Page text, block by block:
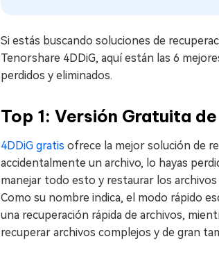
Si estás buscando soluciones de
Tenorshare 4DDiG, aquí están las 6
perdidos y eliminados.
Top 1: Versión Gratuita
4DDiG gratis ofrece la mejor solución de
accidentalmente un archivo, lo hayas
manejar todo esto y restaurar los
Como su nombre indica, el modo rápido
una recuperación rápida de archivos,
recuperar archivos complejos y de gran